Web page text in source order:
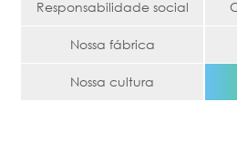
Responsabilidade social
Nossa fábrica
Nossa cultura